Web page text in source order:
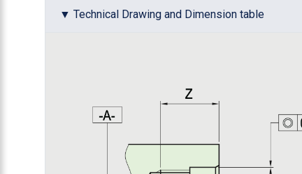
▼ Technical Drawing and Dimension table